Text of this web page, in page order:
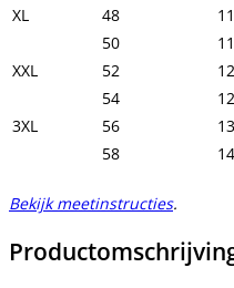
XL
48
50
XXL
52
54
3XL
56
58
Bekijk meetinstructies.